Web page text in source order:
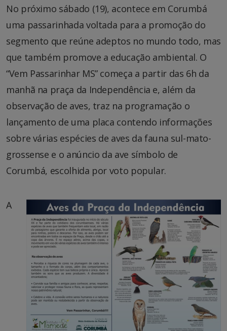
No próximo sábado (19), acontece em Corumbá
uma passarinhada voltada para a promoção do
segmento que reúne adeptos no mundo todo, mas
que também promove a educação ambiental. O
“Vem Passarinhar MS” começa a partir das 6h da
manhã na praça da Independência e, além da
observação de aves, traz na programação o
lançamento de uma placa contendo informações
sobre várias espécies de aves da fauna sul-mato-
grossense e o anúncio da ave símbolo de
Corumbá, escolhida por voto popular.
A